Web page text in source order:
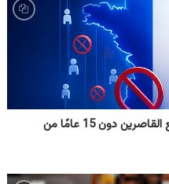
البرلمان الفرنسي يوافق على قانون يمنع القاصرين دون 15 عامًا من